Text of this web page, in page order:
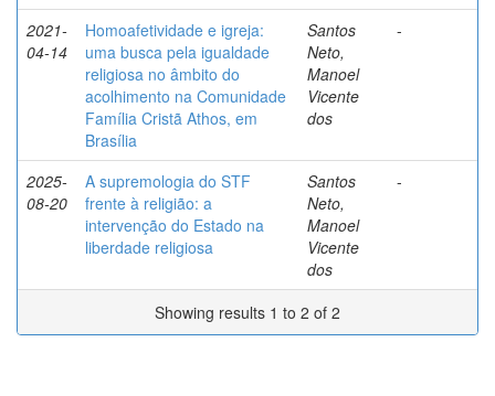
2021-
04-14
Homoafetividade e igreja:
uma busca pela igualdade
religiosa no âmbito do
acolhimento na Comunidade
Família Cristã Athos, em
Brasília
Santos
Neto,
Manoel
Vicente
dos
-
2025-
08-20
A supremologia do STF
frente à religião: a
intervenção do Estado na
liberdade religiosa
Santos
Neto,
Manoel
Vicente
dos
-
Showing results 1 to 2 of 2